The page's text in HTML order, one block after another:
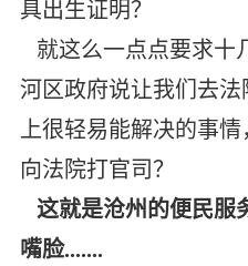
具出生证明？
就这么一点点要求十
河区政府说让我们去
上很轻易能解决的事
向法院打官司？
这就是沧州的便民服
嘴脸.......